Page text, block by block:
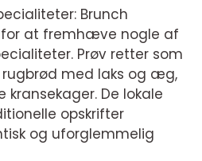
Brunch
for at fremhæve nogle af
Prøv retter som
rugbrød med laks og æg,
kransekager. De lokale
opskrifter
og uforglemmelig